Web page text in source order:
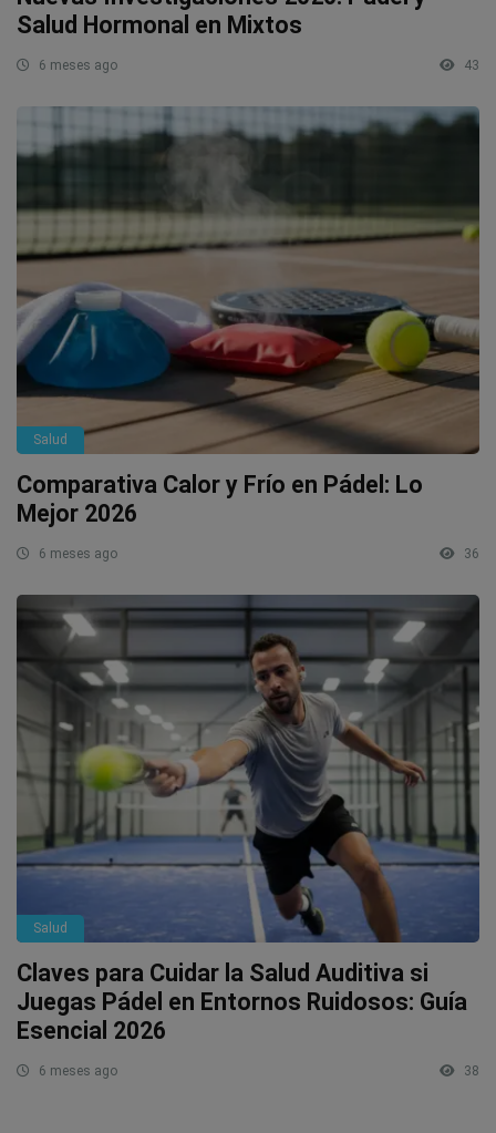
Salud Hormonal en Mixtos
6 meses ago 43
Salud
Comparativa Calor y Frío en Pádel: Lo
Mejor 2026
6 meses ago 36
Salud
Claves para Cuidar la Salud Auditiva si
Juegas Pádel en Entornos Ruidosos: Guía
Esencial 2026
6 meses ago 38